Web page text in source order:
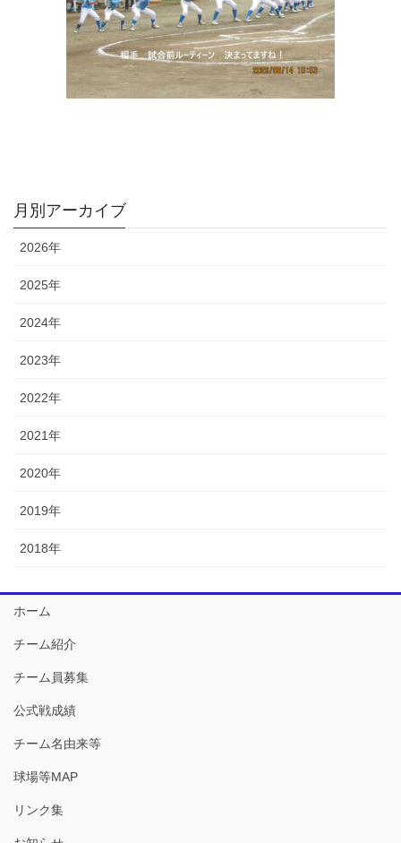
月別アーカイブ
2026年
2025年
2024年
2023年
2022年
2021年
2020年
2019年
2018年
ホーム
チーム紹介
チーム員募集
公式戦成績
チーム名由来等
球場等MAP
リンク集